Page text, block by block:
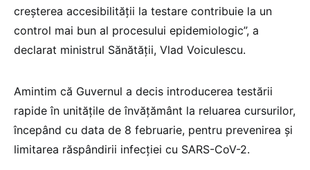
creșterea accesibilității la testare contribuie la un
control mai bun al procesului epidemiologic”, a
declarat ministrul Sănătății, Vlad Voiculescu.
Amintim că Guvernul a decis introducerea testării
rapide în unitățile de învățământ la reluarea cursurilor,
începând cu data de 8 februarie, pentru prevenirea și
limitarea răspândirii infecției cu SARS-CoV-2.